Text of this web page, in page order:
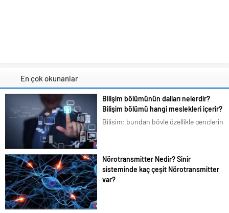
En çok okunanlar
Bilişim bölümünün dalları nelerdir?
Bilişim bölümü hangi meslekleri içerir?
Bilişim; bundan böyle özellikle gençlerin
en basit bir şeyi bile akıllı telefonlarımız
üzerindeki uygulamalardan...
Nörotransmitter Nedir? Sinir
sisteminde kaç çeşit Nörotransmitter
var?